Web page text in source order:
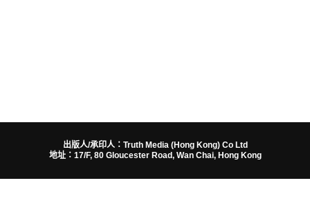
出版人/承印人：Truth Media (Hong Kong) Co Ltd
地址：17/F, 80 Gloucester Road, Wan Chai, Hong Kong